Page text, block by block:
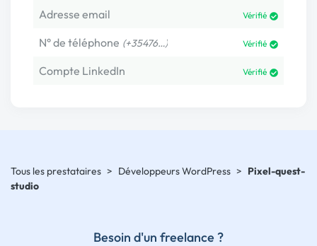
Adresse email Vérifié
N° de téléphone (+35476…) Vérifié
Compte LinkedIn Vérifié
Tous les prestataires > Développeurs WordPress > Pixel-quest-
studio
Besoin d'un freelance ?